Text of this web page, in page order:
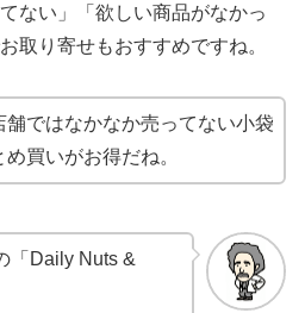
ない」「欲しい商品がなかっ
取り寄せもおすすめですね。
舗ではなかなか売ってない小袋
買いがお得だね。
「Daily Nuts &